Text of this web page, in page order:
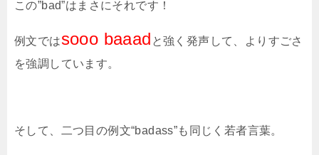
この”bad”はまさにそれです！
例文ではsooo baaad と強く発声して、よりすごさ
を強調しています。
そして、二つ目の例文“badass”も同じく若者言葉。